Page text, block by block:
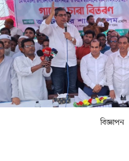
কনভার্টার
বিজ্ঞাপন